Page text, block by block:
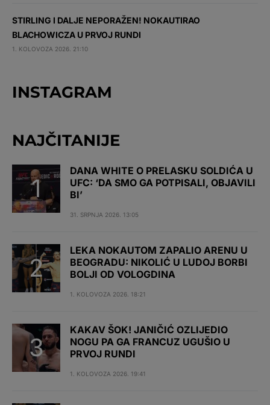
STIRLING I DALJE NEPORAŽEN! NOKAUTIRAO
BLACHOWICZA U PRVOJ RUNDI
1. KOLOVOZA 2026. 21:10
INSTAGRAM
NAJČITANIJE
DANA WHITE O PRELASKU SOLDIĆA U
UFC: ‘DA SMO GA POTPISALI, OBJAVILI
BI’
31. SRPNJA 2026. 13:05
LEKA NOKAUTOM ZAPALIO ARENU U
BEOGRADU: NIKOLIĆ U LUDOJ BORBI
BOLJI OD VOLOGDINA
1. KOLOVOZA 2026. 18:21
KAKAV ŠOK! JANIČIĆ OZLIJEDIO
NOGU PA GA FRANCUZ UGUŠIO U
PRVOJ RUNDI
1. KOLOVOZA 2026. 19:41